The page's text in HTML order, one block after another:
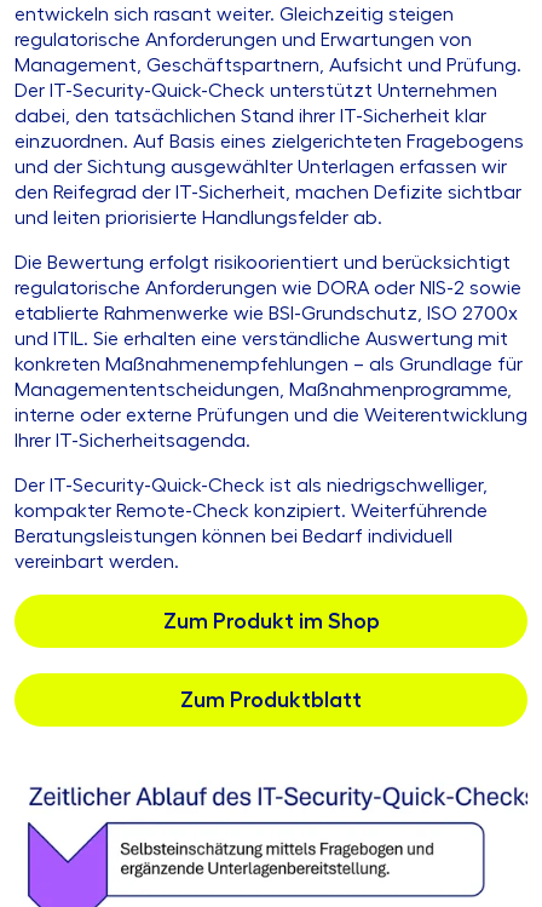
entwickeln sich rasant weiter. Gleichzeitig steigen
regulatorische Anforderungen und Erwartungen von
Management, Geschäftspartnern, Aufsicht und Prüfung.
Der IT-Security-Quick-Check unterstützt Unternehmen
dabei, den tatsächlichen Stand ihrer IT-Sicherheit klar
einzuordnen. Auf Basis eines zielgerichteten Fragebogens
und der Sichtung ausgewählter Unterlagen erfassen wir
den Reifegrad der IT-Sicherheit, machen Defizite sichtbar
und leiten priorisierte Handlungsfelder ab.
Die Bewertung erfolgt risikoorientiert und berücksichtigt
regulatorische Anforderungen wie DORA oder NIS-2 sowie
etablierte Rahmenwerke wie BSI-Grundschutz, ISO 2700x
und ITIL. Sie erhalten eine verständliche Auswertung mit
konkreten Maßnahmenempfehlungen – als Grundlage für
Managemententscheidungen, Maßnahmenprogramme,
interne oder externe Prüfungen und die Weiterentwicklung
Ihrer IT-Sicherheitsagenda.
Der IT-Security-Quick-Check ist als niedrigschwelliger,
kompakter Remote-Check konzipiert. Weiterführende
Beratungsleistungen können bei Bedarf individuell
vereinbart werden.
Zum Produkt im Shop
Zum Produktblatt